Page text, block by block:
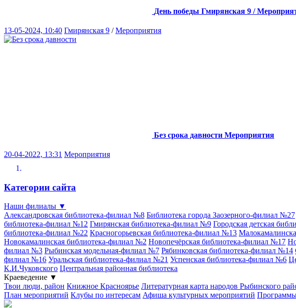
День победы Гмирянская 9 /
13-05-2024, 10:40 Гмирянская 9 /Мероприятия
Без срока давности Мероприятия
20-04-2022, 13:31 Мероприятия
Категории сайта
Наши филиалы ▼
Александровская библиотека-филиал №8 Библиотека города Заозерного-филиал №27
библиотека-филиал №12 Гмирянская библиотека-филиал №9 Городская детская
библиотека-филиал №22 Красногорьевская библиотека-филиал №13
Новокамалинская библиотека-филиал №2 Новопечёрская библиотека-филиал №17
филиал №3 Рыбинская модельная-филиал №7 Рябинковская библиотека-филиал №14
филиал №16 Уральская библиотека-филиал №21 Успенская библиотека-филиал №6
К.И.Чуковского Центральная районная библиотека
Краеведение ▼
Твои люди, район Книжное Красноярье Литературная карта народов Рыбинского
План мероприятий Клубы по интересам Афиша культурных мероприятий